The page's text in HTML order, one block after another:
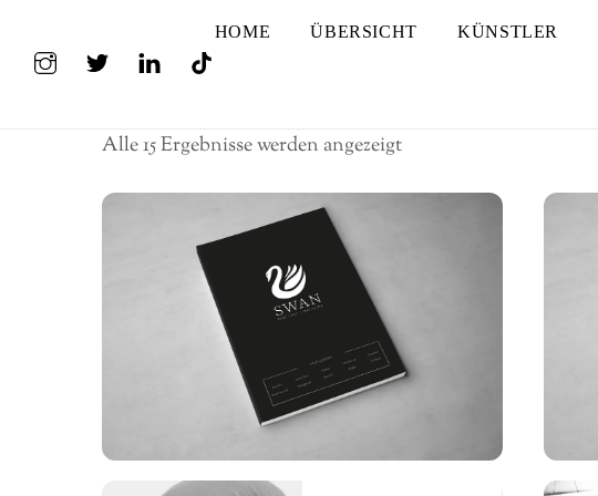
content
InstagramTwitter LindedIn
HOME ÜBERSICHT KÜNSTLER
Alle 15 Ergebnisse werden angezeigtNach